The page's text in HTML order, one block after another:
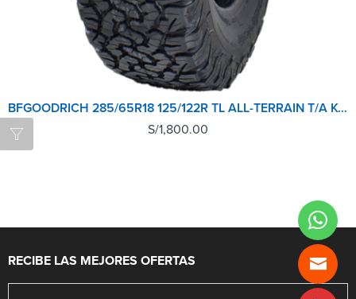
BFGOODRICH 285/65R18 125/122R TL ALL-TERRAIN T/A KO2 LRE RWL GO
S/1,800.00
RECIBE LAS MEJORES OFERTAS